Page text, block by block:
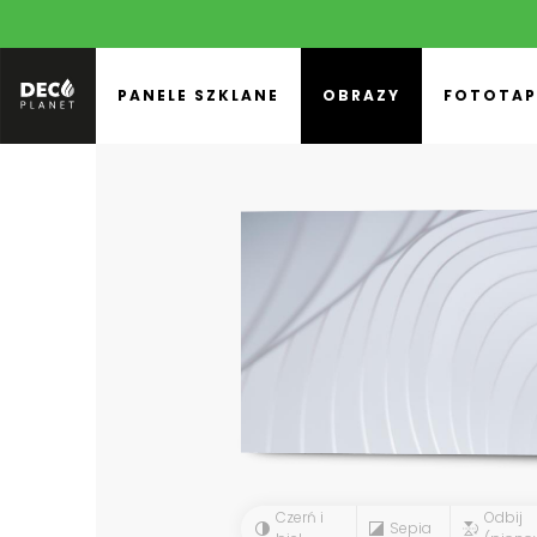
PANELE SZKLANE OBRAZY
Czerń i
Sepia
Odbij